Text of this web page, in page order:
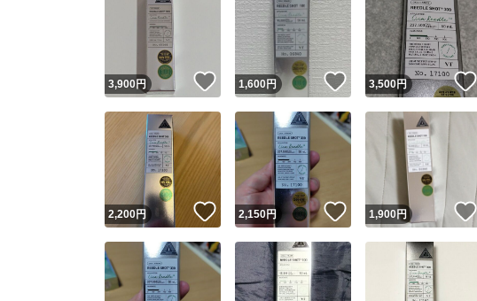
安心発送
3,900円 いいね！
1,600円 いいね！
3,500円
2,200円 いいね！
2,150円 いいね！
1,900円